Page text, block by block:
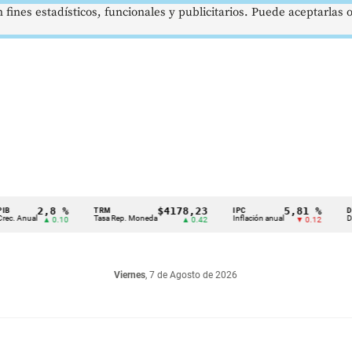
2,8 %
▲ 0.10 Tasa Rep. Moneda
$4178,23
▲ 0.42 Inflación anual
5,81 %
▼ 0.12 Dep.
Viernes, 7 de Agosto de 2026
estadísticos, funcionales y publicitarios. Puede aceptarlas